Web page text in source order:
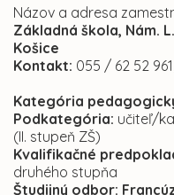
Názov a adresa
Základná škola, Nám.
Košice
Kontakt: 055 / 62 52
Kategória
Podkategória: učiteľ/
(II. stupeň ZŠ)
Kvalifikačné
druhého stupňa
Študijný odbor: